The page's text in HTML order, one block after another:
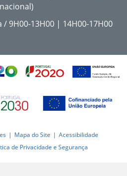
nacional)
/ 9H00-13H00 | 14H00-17H00
Mapa do Site
Acessibilidade
de Privacidade e Segurança